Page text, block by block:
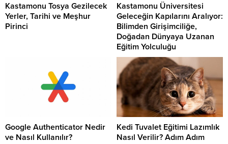
Kastamonu Tosya Gezilecek
Yerler, Tarihi ve Meşhur
Pirinci
Kastamonu Üniversitesi
Geleceğin Kapılarını Aralıyor:
Bilimden Girişimciliğe,
Doğadan Dünyaya Uzanan
Eğitim Yolculuğu
Google Authenticator Nedir
ve Nasıl Kullanılır?
Kedi Tuvalet Eğitimi Lazımlık
Nasıl Verilir? Adım Adım